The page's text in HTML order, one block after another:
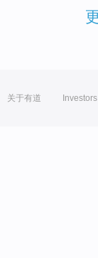
关于有道 Investors